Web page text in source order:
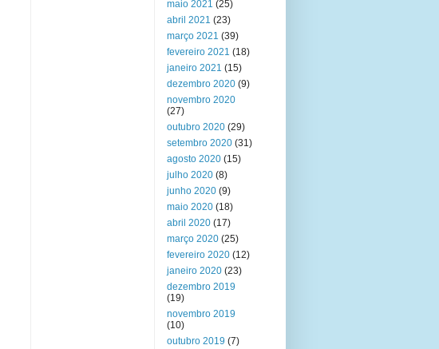
maio 2021 (25)
abril 2021 (23)
março 2021 (39)
fevereiro 2021 (18)
janeiro 2021 (15)
dezembro 2020 (9)
novembro 2020
(27)
outubro 2020 (29)
setembro 2020 (31)
agosto 2020 (15)
julho 2020 (8)
junho 2020 (9)
maio 2020 (18)
abril 2020 (17)
março 2020 (25)
fevereiro 2020 (12)
janeiro 2020 (23)
dezembro 2019
(19)
novembro 2019
(10)
outubro 2019 (7)